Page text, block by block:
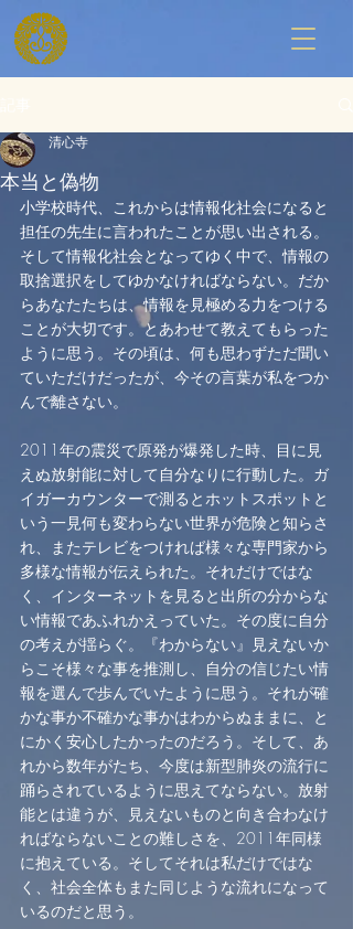
本当と偽物
清心寺
小学校時代、これからは情報化社会になると
担任の先生に言われたことが思い出される。
そして情報化社会となってゆく中で、情報の
取捨選択をしてゆかなければならない。だか
らあなたたちは、情報を見極める力をつける
ことが大切です。とあわせて教えてもらった
ように思う。その頃は、何も思わずただ聞い
ていただけだったが、今その言葉が私をつか
んで離さない。
2011年の震災で原発が爆発した時、目に見
えぬ放射能に対して自分なりに行動した。ガ
イガーカウンターで測るとホットスポットと
いう一見何も変わらない世界が危険と知らさ
れ、またテレビをつければ様々な専門家から
多様な情報が伝えられた。それだけではな
く、インターネットを見ると出所の分からな
い情報であふれかえっていた。その度に自分
の考えが揺らぐ。『わからない』見えないか
らこそ様々な事を推測し、自分の信じたい情
報を選んで歩んでいたように思う。それが確
かな事か不確かな事かはわからぬままに、と
にかく安心したかったのだろう。そして、あ
れから数年がたち、今度は新型肺炎の流行に
踊らされているように思えてならない。放射
能とは違うが、見えないものと向き合わなけ
ればならないことの難しさを、2011年同様
に抱えている。そしてそれは私だけではな
く、社会全体もまた同じような流れになって
いるのだと思う。